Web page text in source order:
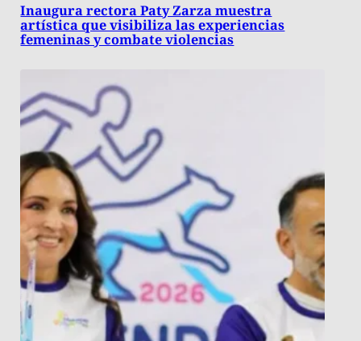
Inaugura rectora Paty Zarza muestra
artística que visibiliza las experiencias
femeninas y combate violencias